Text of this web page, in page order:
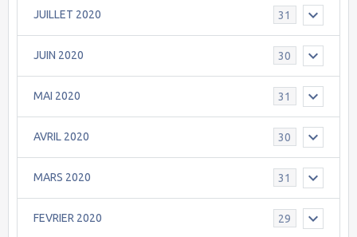
JUILLET 2020 31
JUIN 2020 30
MAI 2020 31
AVRIL 2020 30
MARS 2020 31
FEVRIER 2020 29